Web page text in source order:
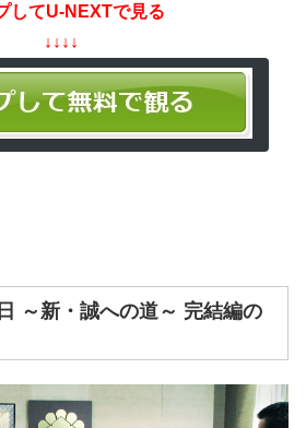
してU-NEXTで見る
↓↓↓↓
～新・誠への道～ 完結編の